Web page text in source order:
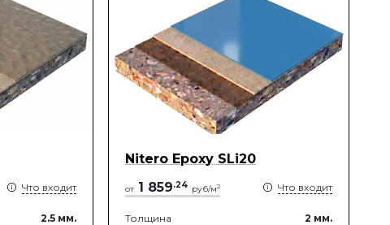
Что входит
2.5 мм.
Nitero Epoxy SLi20
от 1 859.24 руб/м2 Что входит
Толщина 2 мм.